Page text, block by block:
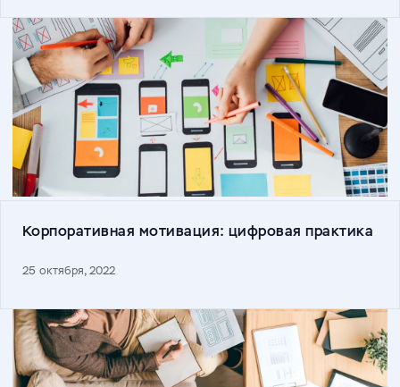
Корпоративная мотивация: цифровая практика
25 октября, 2022